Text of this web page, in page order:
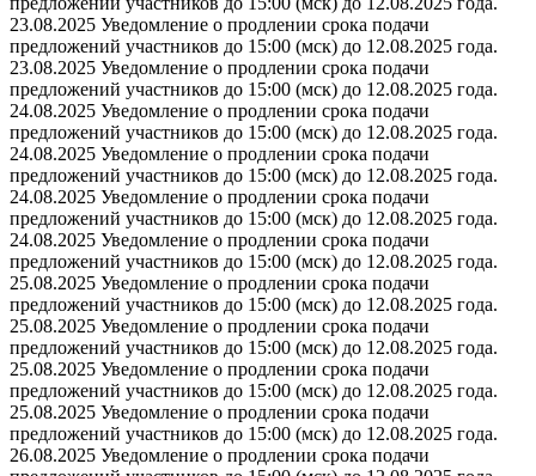
23.08.2025 Уведомление о продлении срока подачи
предложений участников до 15:00 (мск) до 12.08.2025 года.
23.08.2025 Уведомление о продлении срока подачи
предложений участников до 15:00 (мск) до 12.08.2025 года.
24.08.2025 Уведомление о продлении срока подачи
предложений участников до 15:00 (мск) до 12.08.2025 года.
24.08.2025 Уведомление о продлении срока подачи
предложений участников до 15:00 (мск) до 12.08.2025 года.
24.08.2025 Уведомление о продлении срока подачи
предложений участников до 15:00 (мск) до 12.08.2025 года.
24.08.2025 Уведомление о продлении срока подачи
предложений участников до 15:00 (мск) до 12.08.2025 года.
25.08.2025 Уведомление о продлении срока подачи
предложений участников до 15:00 (мск) до 12.08.2025 года.
25.08.2025 Уведомление о продлении срока подачи
предложений участников до 15:00 (мск) до 12.08.2025 года.
25.08.2025 Уведомление о продлении срока подачи
предложений участников до 15:00 (мск) до 12.08.2025 года.
25.08.2025 Уведомление о продлении срока подачи
предложений участников до 15:00 (мск) до 12.08.2025 года.
26.08.2025 Уведомление о продлении срока подачи